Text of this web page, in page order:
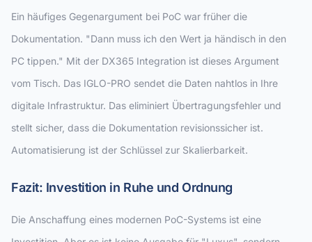
Ein häufiges Gegenargument bei PoC war früher die
Dokumentation. "Dann muss ich den Wert ja händisch in den
PC tippen." Mit der DX365 Integration ist dieses Argument
vom Tisch. Das IGLO-PRO sendet die Daten nahtlos in Ihre
digitale Infrastruktur. Das eliminiert Übertragungsfehler und
stellt sicher, dass die Dokumentation revisionssicher ist.
Automatisierung ist der Schlüssel zur Skalierbarkeit.
Fazit: Investition in Ruhe und Ordnung
Die Anschaffung eines modernen PoC-Systems ist eine